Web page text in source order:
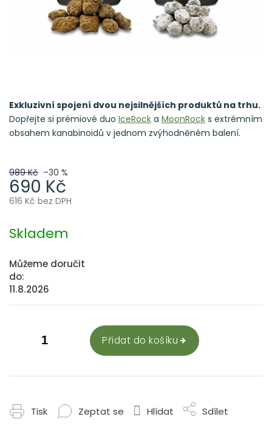
989 Kč –30 %
690 Kč
616 Kč bez DPH
cena:
Skladem
Můžeme doručit
do:
11.8.2026
Přidat do košíku
Exkluzivní spojení dvou nejsilnějších produktů na trhu.
Dopřejte si prémiové duo IceRock a MoonRock s extrémním
obsahem kanabinoidů v jednom zvýhodněném balení.
Tisk Zeptat se Hlídat Sdílet